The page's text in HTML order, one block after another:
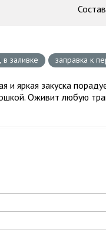
заливке заправка к
и яркая закуска
Оживит любую